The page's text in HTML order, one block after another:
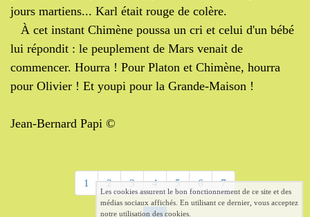
jours martiens... Karl était rouge de colère.
À cet instant Chimène poussa un cri et celui d'un bébé
lui répondit : le peuplement de Mars venait de
commencer. Hourra ! Pour Platon et Chimène, hourra
pour Olivier ! Et youpi pour la Grande-Maison !
Jean-Bernard Papi ©
1 2 3 4 5 6 7
Les cookies assurent le bon fonctionnement de ce site et des
médias sociaux affichés. En utilisant ce dernier, vous acceptez
notre utilisation des cookies.